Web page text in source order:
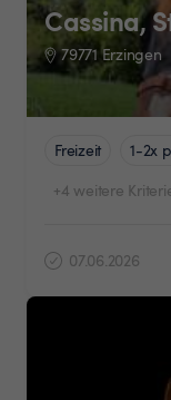
Cassina,
79771 Erzingen
Freizeit 1-2x
+4 weitere
07.06.2026